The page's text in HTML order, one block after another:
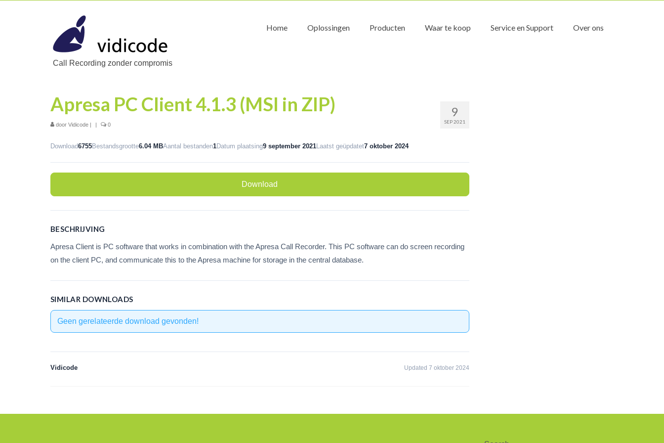
Call Recording zonder compromis
Home Oplossingen Producten Waar te koop Service en Support Over ons
9
SEP 2021
Apresa PC Client 4.1.3 (MSI in ZIP)
door Vidicode | | 0
Download6755Bestandsgrootte6.04 MBAantal bestanden1Datum plaatsing9 september 2021Laatst geüpdatet7 oktober 2024
Download
BESCHRIJVING
Apresa Client is PC software that works in combination with the Apresa Call Recorder. This PC software can do screen recording
on the client PC, and communicate this to the Apresa machine for storage in the central database.
SIMILAR DOWNLOADS
Geen gerelateerde download gevonden!
Vidicode Updated 7 oktober 2024